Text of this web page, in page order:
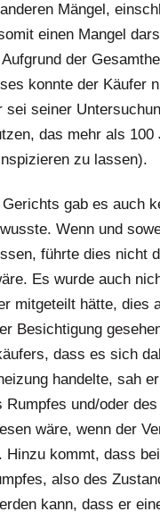
Mängel,
einen Mangel
der
konnte der Käufer
sei seiner
das mehr als
zu lassen).
gab es auch
Wenn und
führte dies nicht
Es wurde auch
mitgeteilt hätte, dies
Besichtigung
dass es sich
handelte, sah
Rumpfes und/oder
wäre, wenn der
Hinzu kommt, dass
also des
kann, dass er